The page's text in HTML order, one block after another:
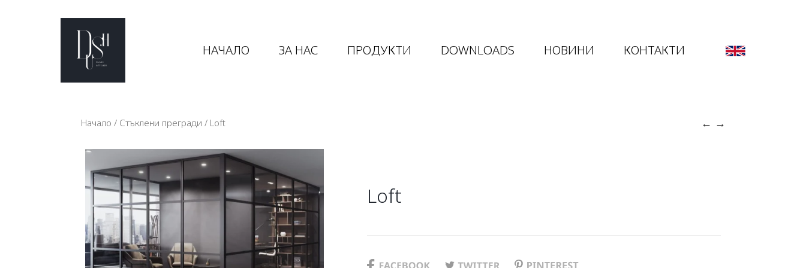
НАЧАЛО ЗА НАС ПРОДУКТИ DOWNLOADS НОВИНИ КОНТАКТИ
Начало / Стъклени прегради / Loft ← →
Loft